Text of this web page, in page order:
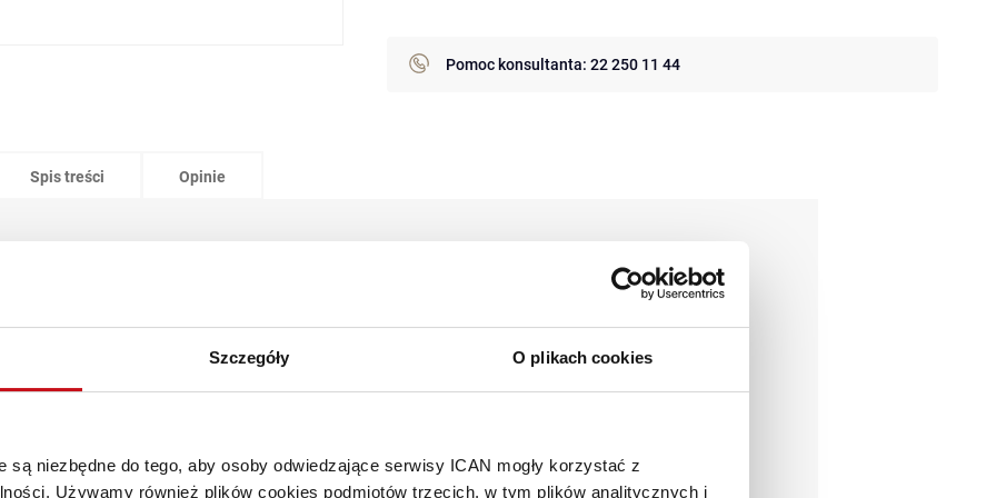
Szczegóły O plikach cookies
są niezbędne do tego, aby osoby odwiedzające serwisy ICAN mogły korzystać z
Używamy również plików cookies podmiotów trzecich, w tym plików analitycznych i
Pomoc konsultanta: 22 250 11 44
nowoczesny sposób. Sztuczna inteligencja przynosi firmom bowiem wiele korzyści, np.
pracy, odciążając ludzi od rutynowych, manualnych prac lub redukując koszty, ale jej
i zagrożenia
Spis treści Opinie